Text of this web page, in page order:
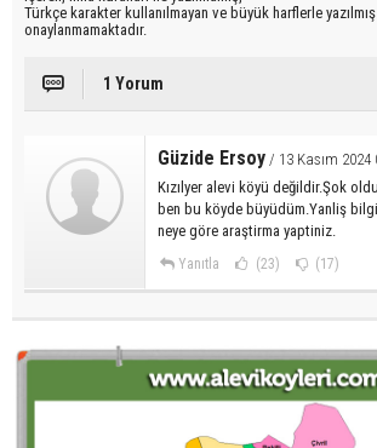
Türkçe karakter kullanılmayan ve büyük harflerle
onaylanmamaktadır.
1 Yorum
Güzide Ersoy / 13 Kasım 2024
Kızılyer alevi köyü değildir.Şok
ben bu köyde büyüdüm.Yanliş
neye göre araştirma yaptiniz.
Yanıtla (23) (17)